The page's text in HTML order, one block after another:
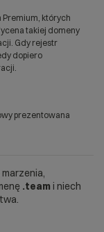
Premium, których
takiej domeny
Gdy rejestr
dopiero
prezentowana
.team i niech